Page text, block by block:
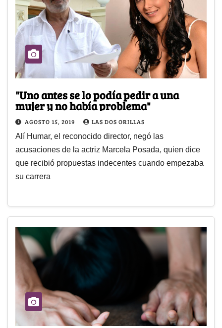
"Uno antes se lo podía pedir a una
mujer y no había problema"
AGOSTO 15, 2019 LAS DOS ORILLAS
Alí Humar, el reconocido director, negó las
acusaciones de la actriz Marcela Posada, quien dice
que recibió propuestas indecentes cuando empezaba
su carrera